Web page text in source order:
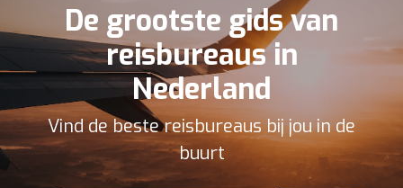
De grootste gids van
reisbureaus in
Nederland
Vind de beste reisbureaus bij jou in de
buurt